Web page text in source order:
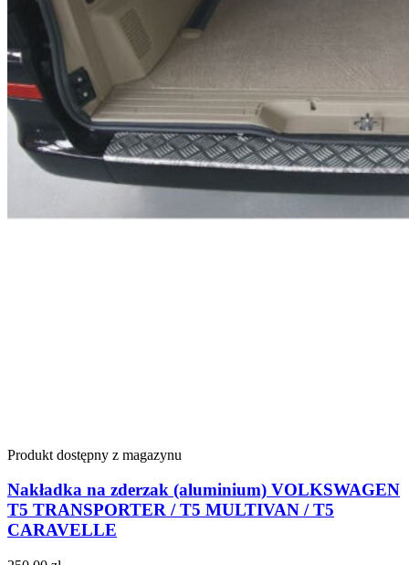
Produkt dostępny z magazynu
Nakładka na zderzak (aluminium) VOLKSWAGEN
T5 TRANSPORTER / T5 MULTIVAN / T5
CARAVELLE